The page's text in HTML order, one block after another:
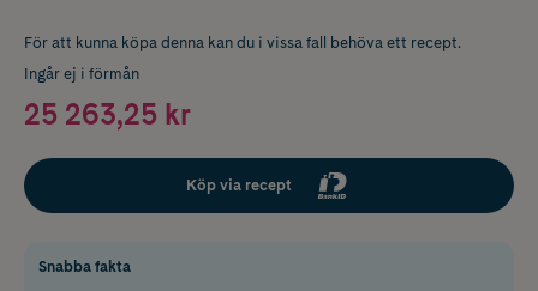
För att kunna köpa denna kan du i vissa fall behöva ett recept.
Ingår ej i förmån
25 263,25 kr
Köp via recept
Snabba fakta